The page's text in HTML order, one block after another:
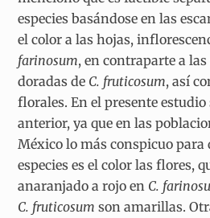
especies basándose en las
el color a las hojas,
farinosum, en contraparte a
doradas de C. fruticosum, así
florales. En el presente
anterior, ya que en las
México lo más conspicuo
especies es el color las flores,
anaranjado a rojo en C.
C. fruticosum son amarillas.